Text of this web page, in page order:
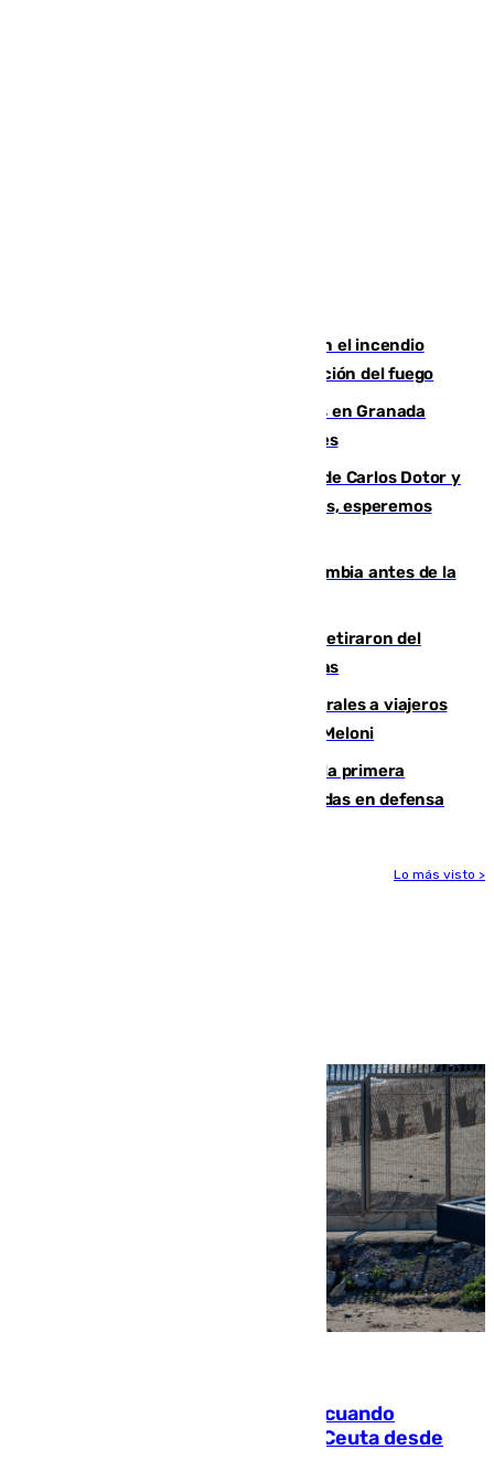
Activado el nivel 2 de emergencia en el incendio
forestal de Niebla por la compleja evolución del fuego
Controlado un incendio de rastrojos en Granada
junto a la autovía y al Callejón de Nogales
Juanfran Funes, sobre las lesiones de Carlos Dotor y
Fernando Calero: “Estamos preocupados, esperemos
Felipe VI refuerza los lazos con Colombia antes de la
Fernando Calero y Carlos Dotor se retiraron del
encuentro contra el Ceuta con molestias
España restablece controles temporales a viajeros
procedentes de Italia como repuesta a Meloni
El Málaga cae ante el Ceuta y suma la primera
derrota de la pretemporada dejando dudas en defensa
Lo más visto >
Fallece un joven tras caer al mar cuando
intentaba entrar en parapente a Ceuta desde